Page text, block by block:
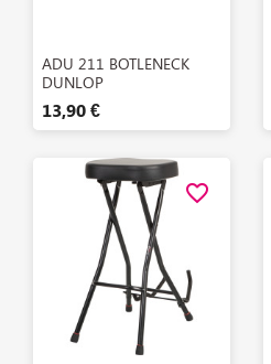
Aperçu rapide
ADU 211 BOTLENECK
DUNLOP
13,90 €
favorite_border